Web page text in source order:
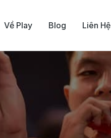
Về Play Blog Liên Hệ